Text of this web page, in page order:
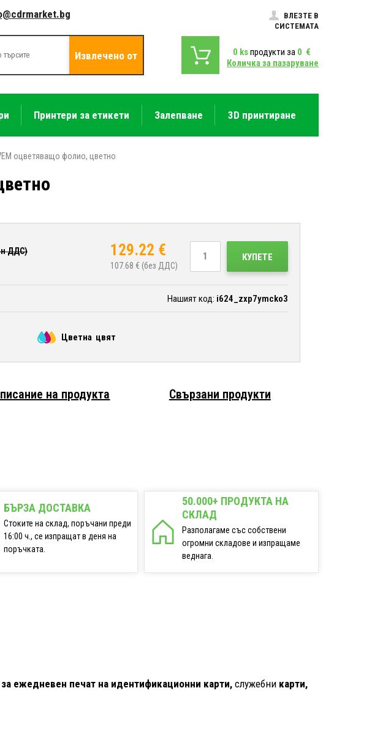
ВЛЕЗТЕ В
СИСТЕМАТА
Извлечено от 0 ksпродукти за 0 €
Количка за пазаруване
Принтери за етикети Залепване 3D принтиране
оцветяващо фолио, цветно
ДДС) 129.22 €
107.68 € (без ДДС)
КУПЕТЕ
Нашият код: i624_zxp7ymcko3
Цветна цвят
на продукта Свързани продукти
БЪРЗА ДОСТАВКА
Стоките на склад, поръчани преди
16:00 ч., се изпращат в деня на
поръчката.
50.000+ ПРОДУКТА НА
СКЛАД
Разполагаме със собствени
огромни складове и изпращаме
веднага.
за ежедневен печат на идентификационни карти,служебни карти,